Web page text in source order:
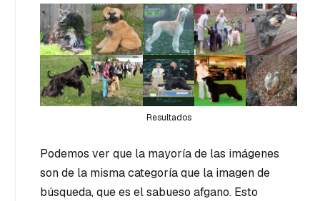
Resultados
Podemos ver que la mayoría de las imágenes
son de la misma categoría que la imagen de
búsqueda, que es el sabueso afgano. Esto